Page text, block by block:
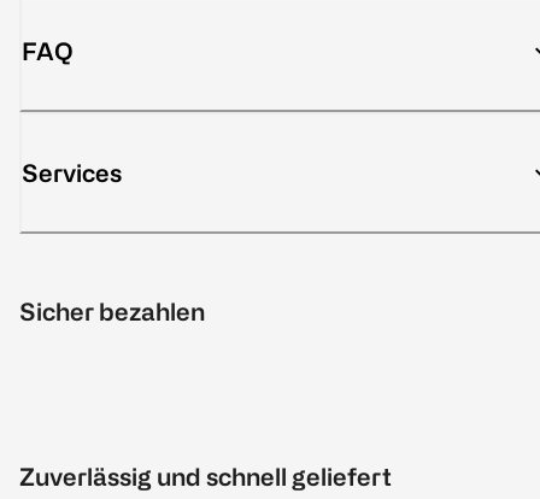
FAQ
Services
Sicher bezahlen
Zuverlässig und schnell geliefert